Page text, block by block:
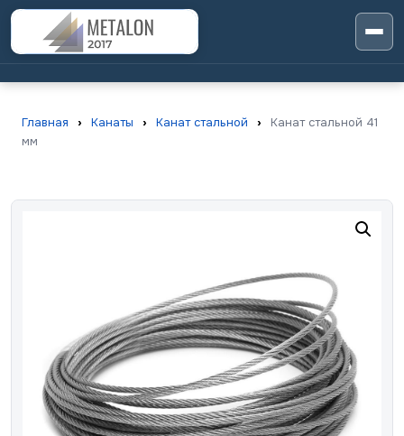
Главная › Канаты › Канат стальной ›
Канат стальной 41
мм